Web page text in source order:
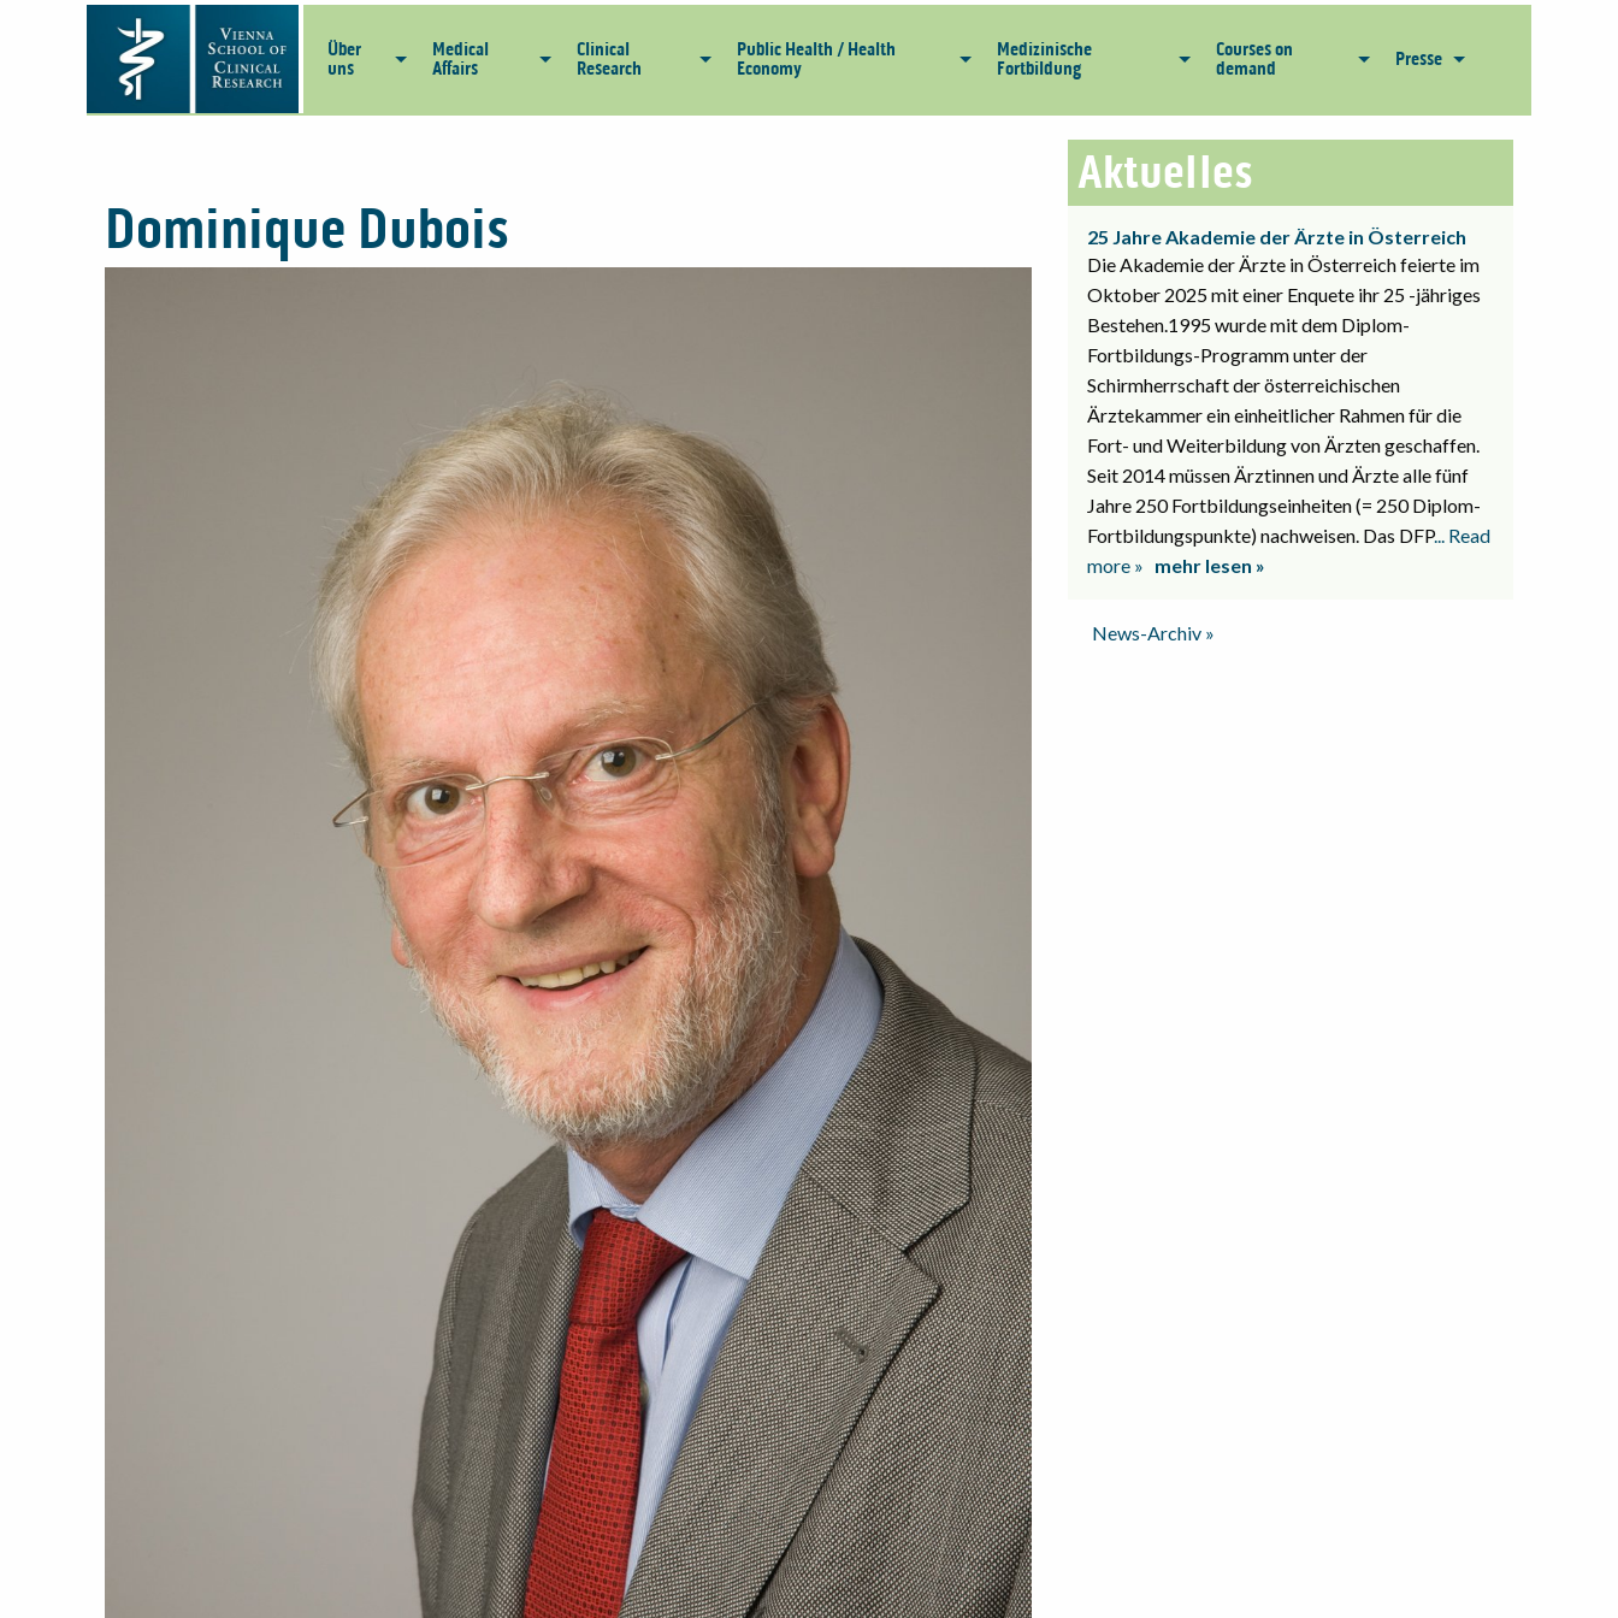
Über
uns
Medical
Affairs
Clinical
Research
Public Health / Health
Economy
Medizinische
Fortbildung
Courses on
demand
Presse
Dominique Dubois
News-Archiv »
Aktuelles
25 Jahre Akademie der Ärzte in Österreich
Die Akademie der Ärzte in Österreich feierte im
Oktober 2025 mit einer Enquete ihr 25 -jähriges
Bestehen.1995 wurde mit dem Diplom-
Fortbildungs-Programm unter der
Schirmherrschaft der österreichischen
Ärztekammer ein einheitlicher Rahmen für die
Fort- und Weiterbildung von Ärzten geschaffen.
Seit 2014 müssen Ärztinnen und Ärzte alle fünf
Jahre 250 Fortbildungseinheiten (= 250 Diplom-
Fortbildungspunkte) nachweisen. Das DFP... Read
more » mehr lesen »